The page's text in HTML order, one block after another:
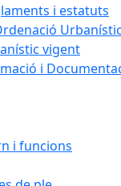
i estatuts
vigent
i
i funcions